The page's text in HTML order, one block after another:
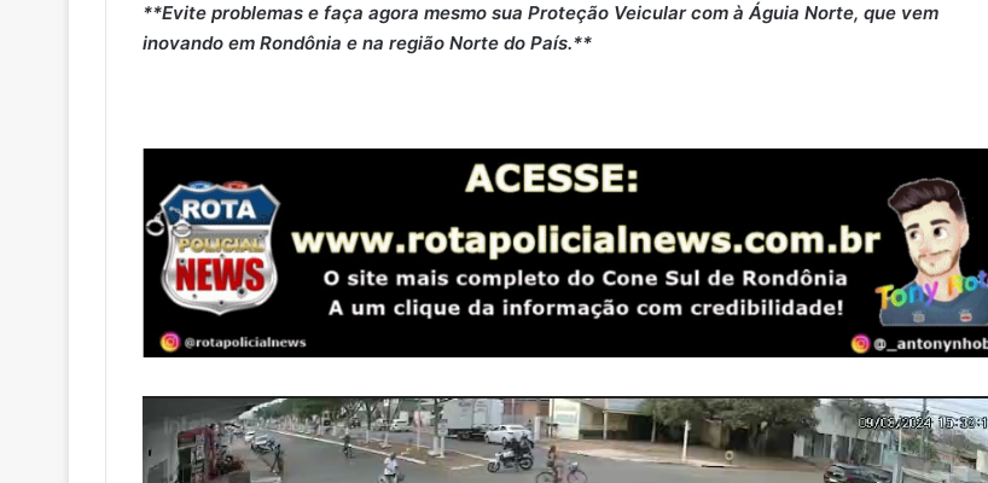
**Evite problemas e faça agora mesmo sua Proteção Veicular com à Águia Norte, que vem
inovando em Rondônia e na região Norte do País.**
vídeo